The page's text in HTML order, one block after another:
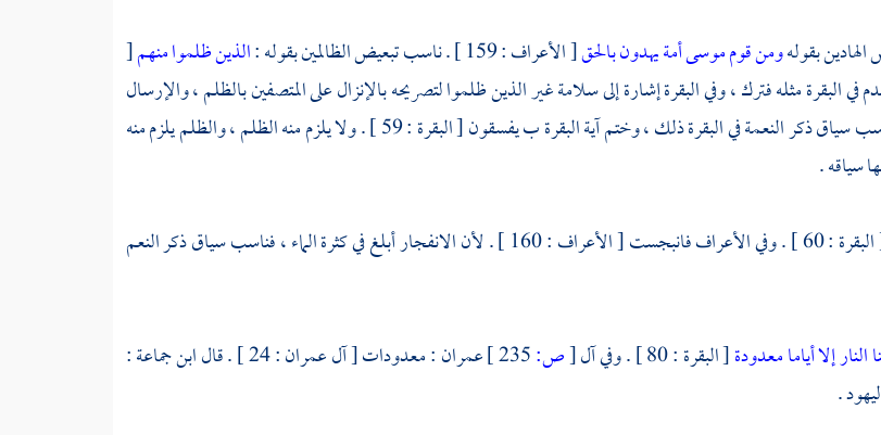
بقولهومن قوم موسى أمة يهدون بالحق[ الأعراف : 159 ] . ناسب تبعيض الظالمين بقوله : الذين ظلموا منهم[
] . ولم يتقدم في البقرة مثله فترك ، وفي البقرة إشارة إلى سلامة غير الذين ظلموا لتصريحه بالإنزال على المتصفين بالظلم ، والإرسال
أشد وقعا من الإنزال ، فناسب سياق ذكر النعمة في البقرة ذلك ، وختم آية البقرة ب يفسقون [ البقرة : 59 ] . ولا يلزم منه الظلم ، والظلم يلزم منه
سياقه .
وكذا في البقرة فانفجرت [ البقرة : 60 ] . وفي الأعراف فانبجست [ الأعراف : 160 ] . لأن الانفجار أبلغ في كثرة الماء ، فناسب سياق ذكر النعم
النار إلا أياما معدودة[ البقرة : 80 ] . وفي آل [ص: عمران : معدودات [ آل عمران : 24 ] . قال ابن جماعة:
.